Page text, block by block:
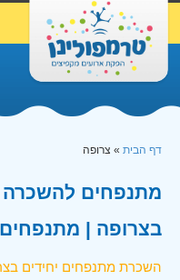
דף הבית » צרופה
מתנפחים
בצרופה | מתנפחים
השכרת מתנפחים יחידים